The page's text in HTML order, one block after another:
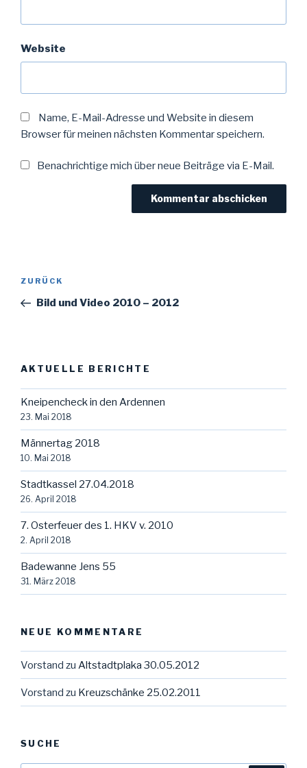
Website
Name, E-Mail-Adresse und Website in diesem
Browser für meinen nächsten Kommentar speichern.
Benachrichtige mich über neue Beiträge via E-Mail.
Beitragsnavigation
Vorheriger
Beitrag
ZURÜCK
Bild und Video 2010 – 2012
AKTUELLE BERICHTE
Kneipencheck in den Ardennen
23. Mai 2018
Männertag 2018
10. Mai 2018
Stadtkassel 27.04.2018
26. April 2018
7. Osterfeuer des 1. HKV v. 2010
2. April 2018
Badewanne Jens 55
31. März 2018
NEUE KOMMENTARE
Vorstand zu Altstadtplaka 30.05.2012
Vorstand zu Kreuzschänke 25.02.2011
SUCHE